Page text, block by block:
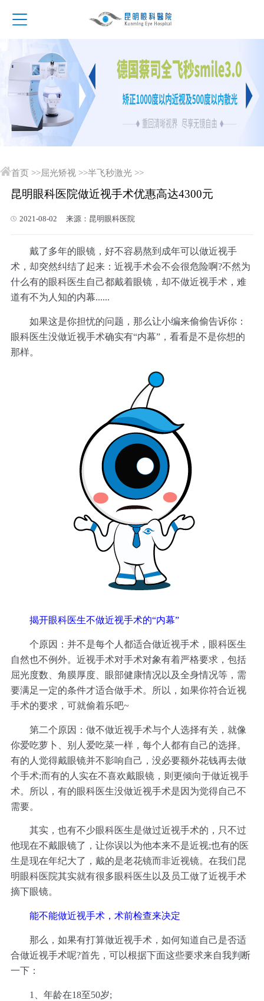
首页 >>屈光矫视 >>半飞秒激光 >>
昆明眼科医院做近视手术优惠高达4300元
2021-08-02 来源：昆明眼科医院
戴了多年的眼镜，好不容易熬到成年可以做近视手
术，却突然纠结了起来：近视手术会不会很危险啊?不然为
什么有的眼科医生自己都戴着眼镜，却不做近视手术，难
道有不为人知的内幕......
如果这是你担忧的问题，那么让小编来偷偷告诉你：
眼科医生没做近视手术确实有“内幕”，看看是不是你想的
那样。
揭开眼科医生不做近视手术的“内幕”
个原因：并不是每个人都适合做近视手术，眼科医生
自然也不例外。近视手术对手术对象有着严格要求，包括
屈光度数、角膜厚度、眼部健康情况以及全身情况等，需
要满足一定的条件才适合做手术。所以，如果你符合近视
手术的要求，可就偷着乐吧~
第二个原因：做不做近视手术与个人选择有关，就像
你爱吃萝卜、别人爱吃菜一样，每个人都有自己的选择。
有的人觉得戴眼镜并不影响自己，没必要额外花钱再去做
个手术;而有的人实在不喜欢戴眼镜，则更倾向于做近视手
术。所以，有的眼科医生没做近视手术是因为觉得自己不
需要。
其实，也有不少眼科医生是做过近视手术的，只不过
他现在不戴眼镜了，让你误以为他本来不是近视;也有的医
生是现在年纪大了，戴的是老花镜而非近视镜。在我们昆
明眼科医院其实就有很多眼科医生以及员工做了近视手术
摘下眼镜。
能不能做近视手术，术前检查来决定
那么，如果有打算做近视手术，如何知道自己是否适
合做近视手术呢?首先，可以根据下面这些要求来自我判断
一下：
1、年龄在18至50岁;